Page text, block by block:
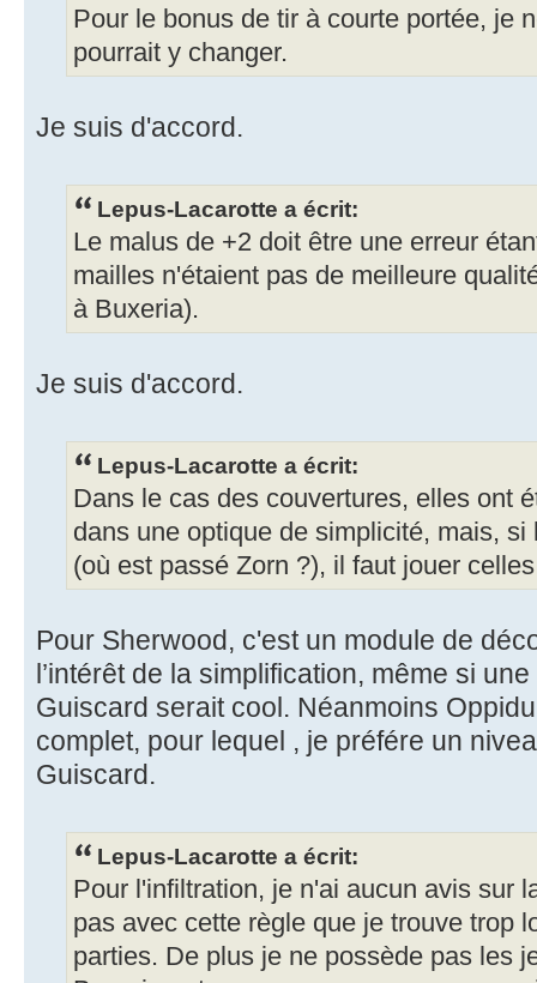
Pour le bonus de tir à courte portée, je
pourrait y changer.
Je suis d'accord.
Lepus-Lacarotte a écrit:
Le malus de +2 doit être une erreur
mailles n'étaient pas de meilleure
à Buxeria).
Je suis d'accord.
Lepus-Lacarotte a écrit:
Dans le cas des couvertures, elles ont
dans une optique de simplicité, mais,
(où est passé Zorn ?), il faut jouer
Pour Sherwood, c'est un module de
l’intérêt de la simplification, même si
Guiscard serait cool. Néanmoins
complet, pour lequel , je préfére un
Guiscard.
Lepus-Lacarotte a écrit:
Pour l'infiltration, je n'ai aucun avis sur
pas avec cette règle que je trouve trop
parties. De plus je ne possède pas les